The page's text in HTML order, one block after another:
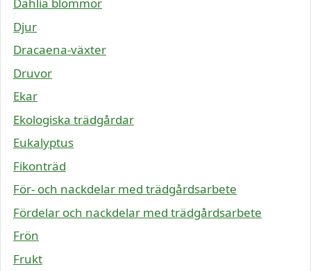
Dahlia blommor
Djur
Dracaena-växter
Druvor
Ekar
Ekologiska trädgårdar
Eukalyptus
Fikonträd
För- och nackdelar med trädgårdsarbete
Fördelar och nackdelar med trädgårdsarbete
Frön
Frukt